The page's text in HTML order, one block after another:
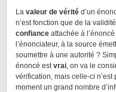
La valeur de vérité d’un
n’est fonction que de la
confiance attachée à
l’énonciateur, à la source
soumettre à une autorité ?
énoncé estvrai, on va le
vérification, mais celle-ci
moment un grand nombre